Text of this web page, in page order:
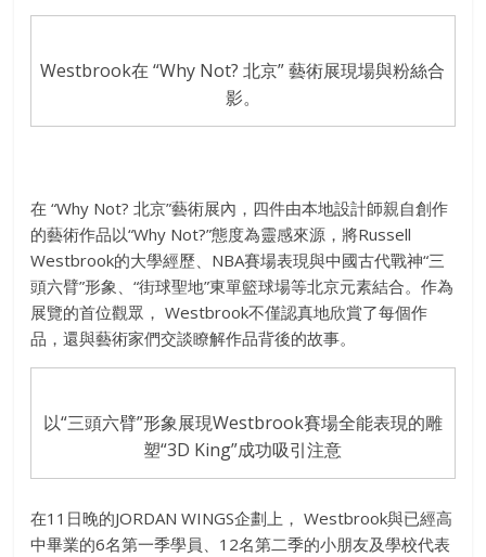
Westbrook在 “Why Not? 北京” 藝術展現場與粉絲合
影。
在“Why Not?北京”藝術展內，四件由本地設計師親自創作
的藝術作品以“Why Not?”態度為靈感來源，將Russell
Westbrook的大學經歷、 NBA賽場表現與中國古代戰神“三
頭六臂”形象、“街球聖地”東單籃球場等北京元素結合。作為
展覽的首位觀眾， Westbrook不僅認真地欣賞了每個作
品，還與藝術家們交談瞭解作品背後的故事。
以“三頭六臂”形象展現Westbrook賽場全能表現的雕
塑“3D King”成功吸引注意
在11 日晚的JORDAN WINGS企劃上， Westbrook與已經高
中畢業的6名第一季學員、 12名第二季的小朋友及學校代表